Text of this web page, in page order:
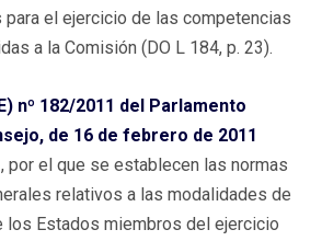
el ejercicio de las competencias
a la Comisión (DO L 184, p. 23).
nº 182/2011 del Parlamento
de 16 de febrero de 2011
, por el que se establecen las normas
relativos a las modalidades de
los Estados miembros del ejercicio